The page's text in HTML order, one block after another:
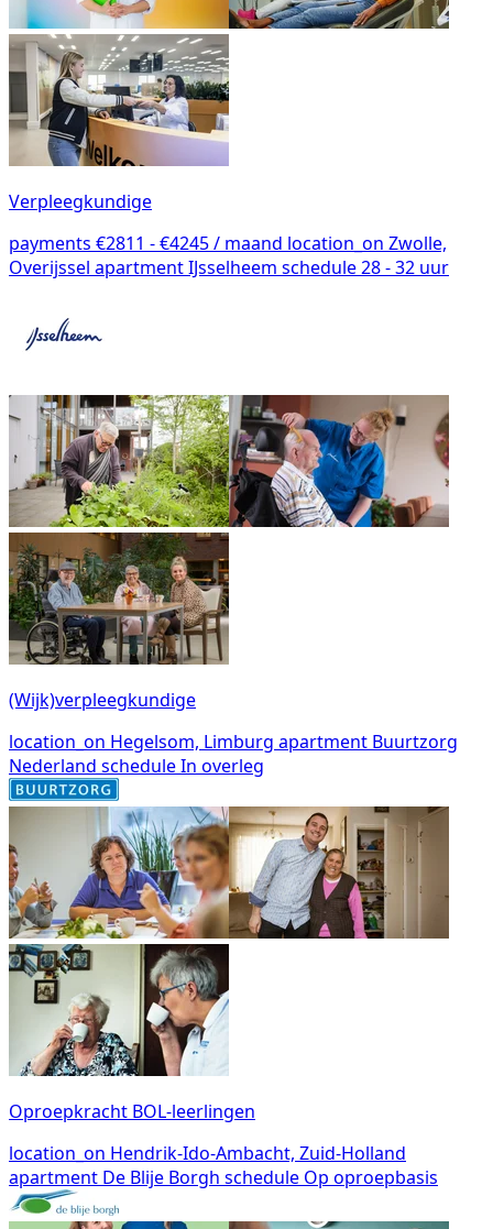
Verpleegkundige
payments €2811 - €4245 / maand location_on Zwolle,
Overijssel apartmentIJsselheem schedule28 - 32 uur
(Wijk)verpleegkundige
location_on Hegelsom, Limburg apartment Buurtzorg
Nederland scheduleIn overleg
Oproepkracht BOL-leerlingen
location_on Hendrik-Ido-Ambacht, Zuid-Holland
apartment De Blije Borgh schedule Op oproepbasis